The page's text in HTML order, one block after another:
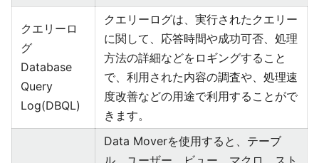
クエリーロ
グ
Database
Query
Log(DBQL)
クエリーログは、実行されたクエリー
に関して、応答時間や成功可否、処理
方法の詳細などをロギングすること
で、利用された内容の調査や、処理速
度改善などの用途で利用することがで
きます。
Data Moverを使用すると、テーブ